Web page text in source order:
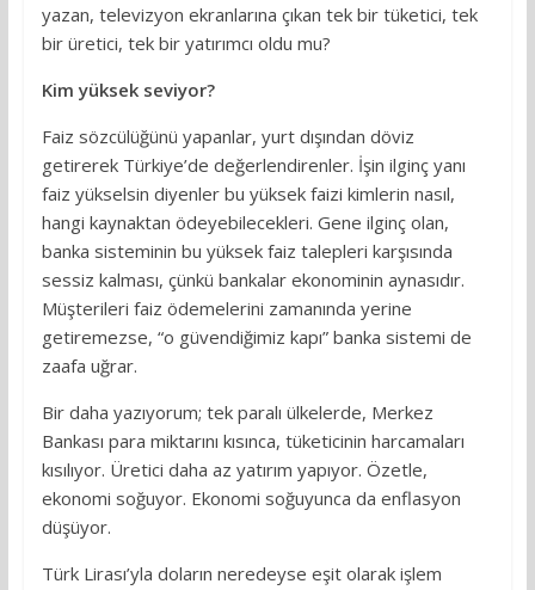
yazan, televizyon ekranlarına çıkan tek bir tüketici, tek
bir üretici, tek bir yatırımcı oldu mu?
Kim yüksek seviyor?
Faiz sözcülüğünü yapanlar, yurt dışından döviz
getirerek Türkiye’de değerlendirenler. İşin ilginç yanı
faiz yükselsin diyenler bu yüksek faizi kimlerin nasıl,
hangi kaynaktan ödeyebilecekleri. Gene ilginç olan,
banka sisteminin bu yüksek faiz talepleri karşısında
sessiz kalması, çünkü bankalar ekonominin aynasıdır.
Müşterileri faiz ödemelerini zamanında yerine
getiremezse, “o güvendiğimiz kapı” banka sistemi de
zaafa uğrar.
Bir daha yazıyorum; tek paralı ülkelerde, Merkez
Bankası para miktarını kısınca, tüketicinin harcamaları
kısılıyor. Üretici daha az yatırım yapıyor. Özetle,
ekonomi soğuyor. Ekonomi soğuyunca da enflasyon
düşüyor.
Türk Lirası’yla doların neredeyse eşit olarak işlem